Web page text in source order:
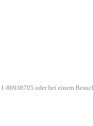
oder bei einem